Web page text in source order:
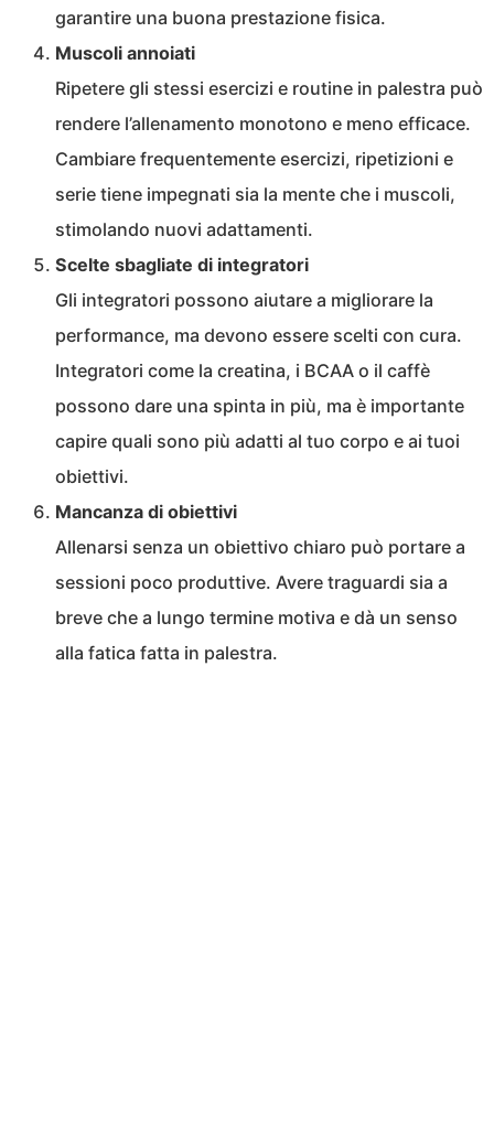
garantire una buona prestazione fisica.
Muscoli annoiati
Ripetere gli stessi esercizi e routine in palestra può
rendere l’allenamento monotono e meno efficace.
Cambiare frequentemente esercizi, ripetizioni e
serie tiene impegnati sia la mente che i muscoli,
stimolando nuovi adattamenti.
Scelte sbagliate di integratori
Gli integratori possono aiutare a migliorare la
performance, ma devono essere scelti con cura.
Integratori come la creatina, i BCAA o il caffè
possono dare una spinta in più, ma è importante
capire quali sono più adatti al tuo corpo e ai tuoi
obiettivi.
Mancanza di obiettivi
Allenarsi senza un obiettivo chiaro può portare a
sessioni poco produttive. Avere traguardi sia a
breve che a lungo termine motiva e dà un senso
alla fatica fatta in palestra.